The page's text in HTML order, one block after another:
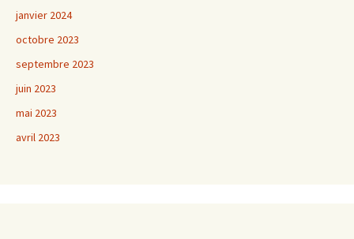
janvier 2024
octobre 2023
septembre 2023
juin 2023
mai 2023
avril 2023